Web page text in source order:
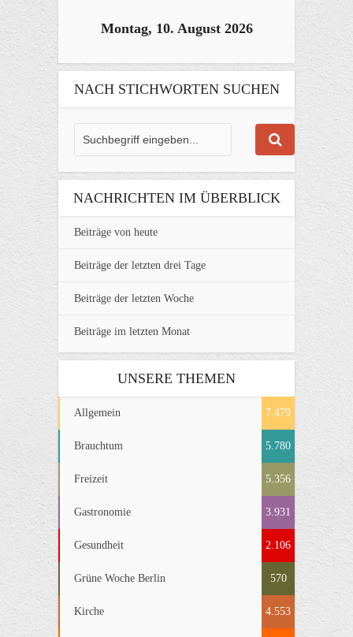
Montag, 10. August 2026
NACH STICHWORTEN SUCHEN
NACHRICHTEN IM ÜBERBLICK
Beiträge von heute
Beiträge der letzten drei Tage
Beiträge der letzten Woche
Beiträge im letzten Monat
UNSERE THEMEN
Allgemein 7.479
Brauchtum 5.780
Freizeit 5.356
Gastronomie 3.931
Gesundheit 2.106
Grüne Woche Berlin 570
Kirche 4.553